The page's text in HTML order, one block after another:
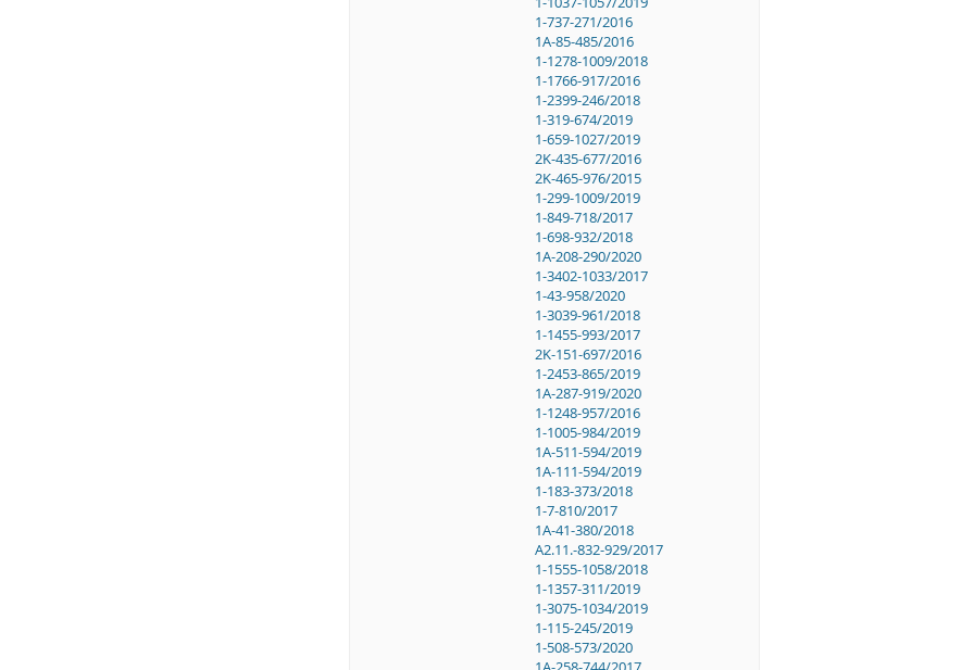
1-737-271/2016
1A-85-485/2016
1-1278-1009/2018
1-1766-917/2016
1-2399-246/2018
1-319-674/2019
1-659-1027/2019
2K-435-677/2016
2K-465-976/2015
1-299-1009/2019
1-849-718/2017
1-698-932/2018
1A-208-290/2020
1-3402-1033/2017
1-43-958/2020
1-3039-961/2018
1-1455-993/2017
2K-151-697/2016
1-2453-865/2019
1A-287-919/2020
1-1248-957/2016
1-1005-984/2019
1A-511-594/2019
1A-111-594/2019
1-183-373/2018
1-7-810/2017
1A-41-380/2018
A2.11.-832-929/2017
1-1555-1058/2018
1-1357-311/2019
1-3075-1034/2019
1-115-245/2019
1-508-573/2020